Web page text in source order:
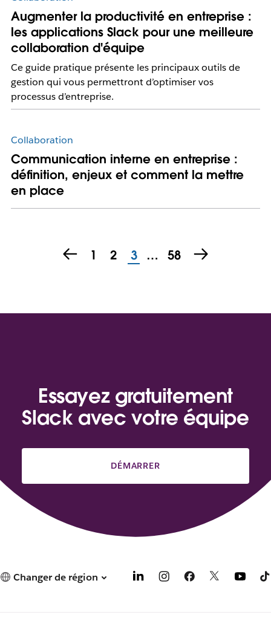
Augmenter la productivité en entreprise :
les applications Slack pour une meilleure
collaboration d'équipe
Ce guide pratique présente les principaux outils de
gestion qui vous permettront d’optimiser vos
processus d’entreprise.
Collaboration
Communication interne en entreprise :
définition, enjeux et comment la mettre
en place
1 2 3 … 58
Essayez gratuitement
Slack avec votre équipe
DÉMARRER
Changer de région